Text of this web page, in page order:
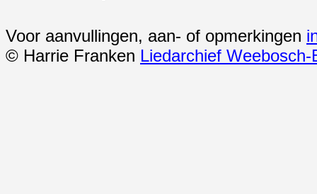
Voor aanvullingen, aan- of opmerkingen
© Harrie Franken Liedarchief Weebosch-